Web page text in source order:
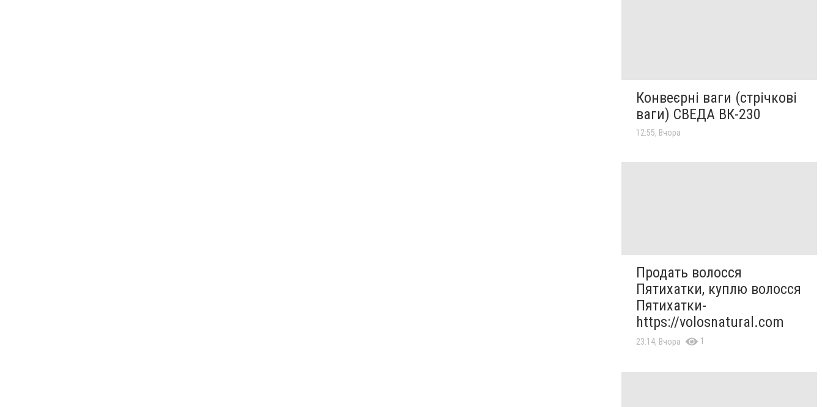
Конвеєрні ваги (стрічкові
ваги) СВЕДА ВК-230
12:55, Вчора
Продать волосся
Пятихатки, куплю волосся
Пятихатки-
https://volosnatural.com
23:14, Вчора 1